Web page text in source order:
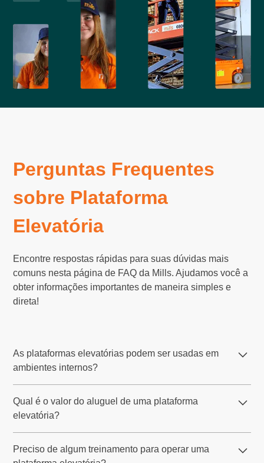
Perguntas Frequentes
sobre Plataforma
Elevatória
Encontre respostas rápidas para suas dúvidas mais
comuns nesta página de FAQ da Mills. Ajudamos você a
obter informações importantes de maneira simples e
direta!
As plataformas elevatórias podem ser usadas em
ambientes internos?
elétricas, como as do tipo tesoura, que são ideais para
ambientes internos. Esses modelos operam de forma
silenciosa e limpa, sendo perfeitos para locais fechados,
como galpões, centros de distribuição e áreas
Qual é o valor do aluguel de uma plataforma
elevatória?
varia conforme o modelo, altura de trabalho, tipo de
Preciso de algum treinamento para operar uma